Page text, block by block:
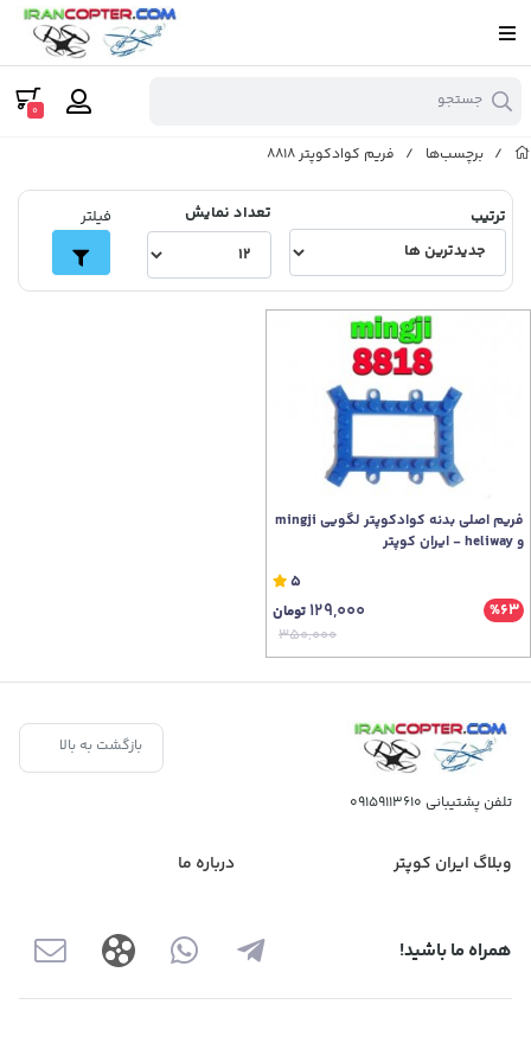
جستجو 0
/ برچسب‌ها / فریم کوادکوپتر 8818
ترتیب تعداد نمایش فیلتر
فریم اصلی بدنه کوادکوپتر لگویی mingji
و heliway - ایران کوپتر
5
%63
129,000 تومان
350,000
بازگشت به بالا
تلفن پشتیبانی 09159113610
وبلاگ ایران کوپتر درباره ما
همراه ما باشید!